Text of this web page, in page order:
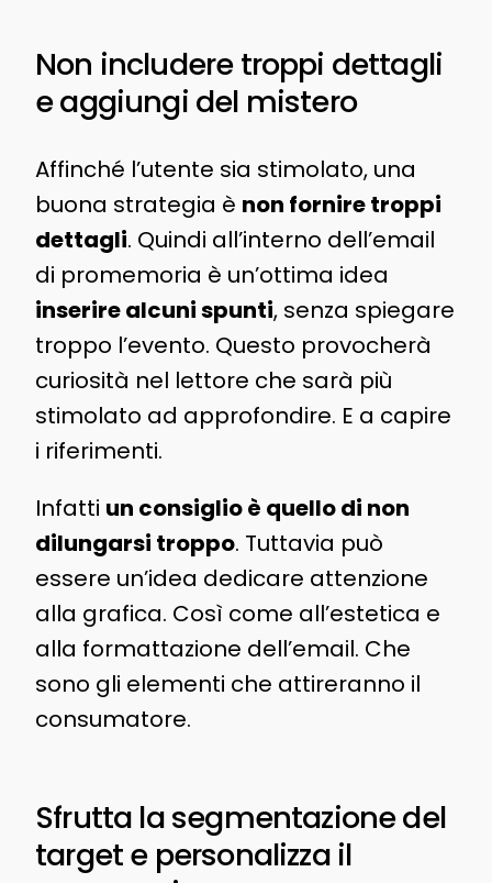
Non includere troppi dettagli
e aggiungi del mistero
Affinché l’utente sia stimolato, una
buona strategia è non fornire troppi
dettagli. Quindi all’interno dell’email
di promemoria è un’ottima idea
inserire alcuni spunti, senza spiegare
troppo l’evento. Questo provocherà
curiosità nel lettore che sarà più
stimolato ad approfondire. E a capire
i riferimenti.
Infatti un consiglio è quello di non
dilungarsi troppo. Tuttavia può
essere un’idea dedicare attenzione
alla grafica. Così come all’estetica e
alla formattazione dell’email. Che
sono gli elementi che attireranno il
consumatore.
Sfrutta la segmentazione del
target e personalizza il